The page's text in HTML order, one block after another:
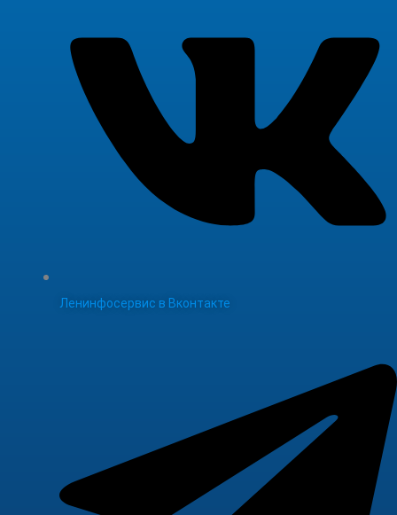
Ленинфосервис в Вконтакте